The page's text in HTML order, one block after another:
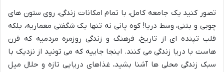
تصور کنید یک جامعه کامل، با تمام امکانات زندگی، روی ستون های
چوبی و بتنی، وسط دریا! کوه پانی نه تنها یک شگفتی معماریه، بلکه
قلب تپنده ای از تاریخ، فرهنگ و زندگی روزمره مردمیه که قرن
هاست با دریا زندگی می کنند. اینجا جاییه که می تونید از نزدیک با
سبک زندگی محلی ها آشنا بشید، غذاهای دریایی تازه و حلال میل